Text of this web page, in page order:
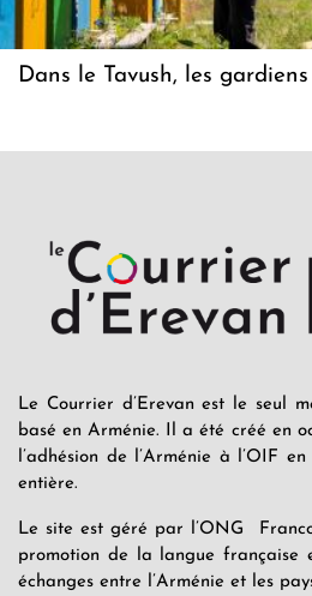
Dans le Tavush, les
Le Courrier d’Erevan est le seul
basé en Arménie. Il a été créé en
l’adhésion de l’Arménie à l’OIF
entière.
Le site est géré par l’ONG
promotion de la langue française
échanges entre l’Arménie et les